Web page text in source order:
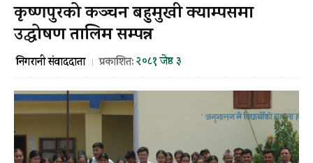
कृष्णपुरको कञ्चन बहुमुखी क्याम्पसमा
उद्घोषण तालिम सम्पन्न
निगरानी संवाददाता प्रकाशित:२०८१ जेष्ठ ३